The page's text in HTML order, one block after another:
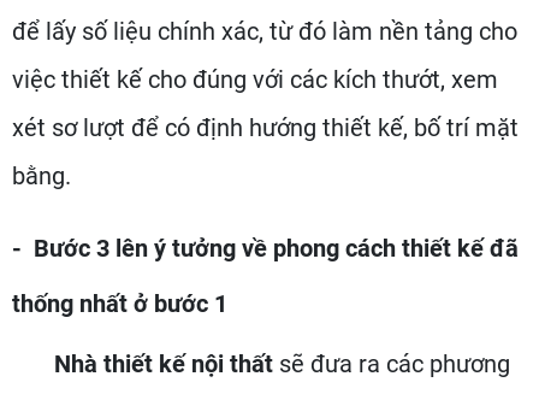
để lấy số liệu chính xác, từ đó làm nền tảng cho
việc thiết kế cho đúng với các kích thướt, xem
xét sơ lượt để có định hướng thiết kế, bố trí mặt
bằng.
- Bước 3 lên ý tưởng về phong cách thiết kế đã
thống nhất ở bước 1
Nhà thiết kế nội thất sẽ đưa ra các phương